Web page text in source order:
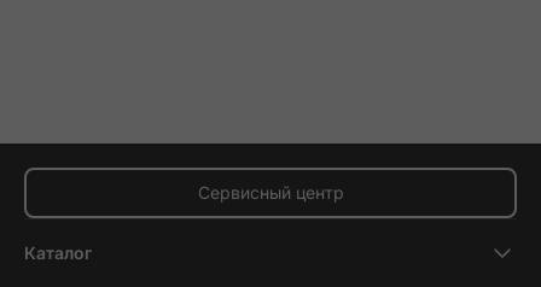
Сервисный центр
Каталог